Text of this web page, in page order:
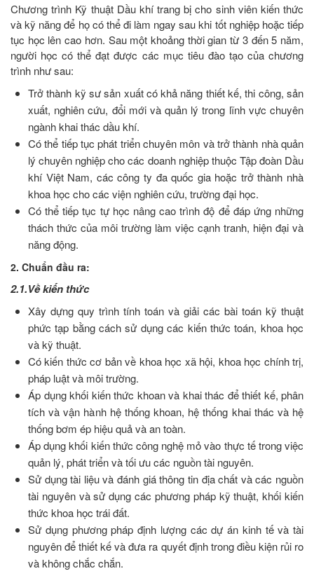
Chương trình Kỹ thuật Dầu khí trang bị cho sinh viên kiến thức
và kỹ năng để họ có thể đi làm ngay sau khi tốt nghiệp hoặc tiếp
tục học lên cao hơn. Sau một khoảng thời gian từ 3 đến 5 năm,
người học có thể đạt được các mục tiêu đào tạo của chương
trình như sau:
Trở thành kỹ sư sản xuất có khả năng thiết kế, thi công, sản
xuất, nghiên cứu, đổi mới và quản lý trong lĩnh vực chuyên
ngành khai thác dầu khí.
Có thể tiếp tục phát triển chuyên môn và trở thành nhà quản
lý chuyên nghiệp cho các doanh nghiệp thuộc Tập đoàn Dầu
khí Việt Nam, các công ty đa quốc gia hoặc trở thành nhà
khoa học cho các viện nghiên cứu, trường đại học.
Có thể tiếp tục tự học nâng cao trình độ để đáp ứng những
thách thức của môi trường làm việc cạnh tranh, hiện đại và
năng động.
2. Chuẩn đầu ra:
2.1.Về kiến thức
Xây dựng quy trình tính toán và giải các bài toán kỹ thuật
phức tạp bằng cách sử dụng các kiến thức toán, khoa học
và kỹ thuật.
Có kiến thức cơ bản về khoa học xã hội, khoa học chính trị,
pháp luật và môi trường.
Áp dụng khối kiến thức khoan và khai thác để thiết kế, phân
tích và vận hành hệ thống khoan, hệ thống khai thác và hệ
thống bơm ép hiệu quả và an toàn.
Áp dụng khối kiến thức công nghệ mỏ vào thực tế trong việc
quản lý, phát triển và tối ưu các nguồn tài nguyên.
Sử dụng tài liệu và đánh giá thông tin địa chất và các nguồn
tài nguyên và sử dụng các phương pháp kỹ thuật, khối kiến
thức khoa học trái đất.
Sử dụng phương pháp định lượng các dự án kinh tế và tài
nguyên để thiết kế và đưa ra quyết định trong điều kiện rủi ro
và không chắc chắn.